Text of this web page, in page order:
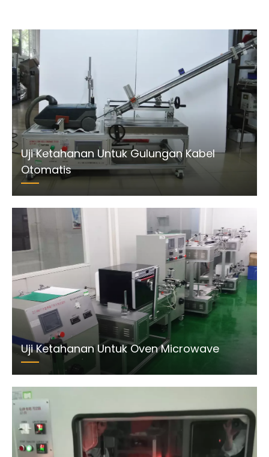
Uji Ketahanan Untuk Gulungan Kabel
Otomatis
Uji Ketahanan Untuk Oven Microwave